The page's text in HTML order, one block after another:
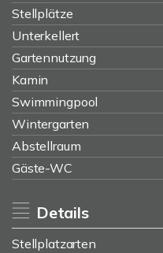
Stellplätze
Unterkellert
Gartennutzung
Kamin
Swimmingpool
Wintergarten
Abstellraum
Gäste-WC
Details
Stellplatzarten